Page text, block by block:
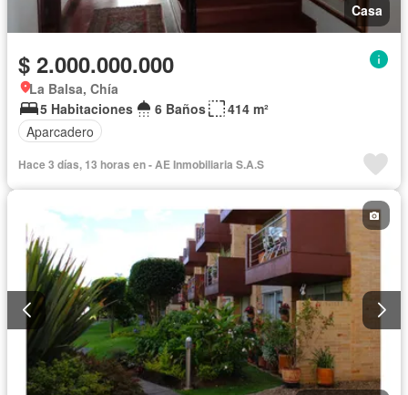
Casa
$ 2.000.000.000
La Balsa, Chía
5 Habitaciones
6 Baños
414 m²
Aparcadero
Hace 3 días, 13 horas en - AE Inmobiliaria S.A.S